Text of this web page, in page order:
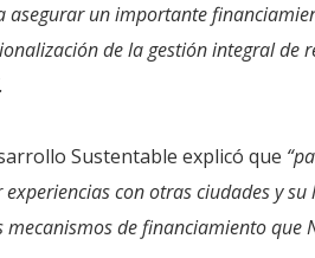
un importante
de la gestión integral de
Sustentable explicó que
con otras ciudades y
de financiamiento que